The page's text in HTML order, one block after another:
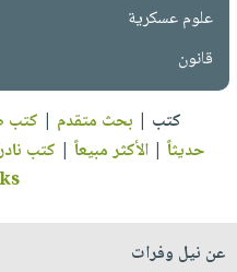
علوم عسكرية
قانون
كتب | بحث متقدم | كتب
حديثاً |الأكثر مبيعاً | كتب
عن نيل وفرات